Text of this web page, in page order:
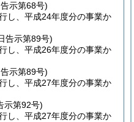
告示第68号)
し、平成24年度分の事業か
告示第89号)
し、平成26年度分の事業か
告示第89号)
し、平成27年度分の事業か
示第92号)
し、平成27年度分の事業か